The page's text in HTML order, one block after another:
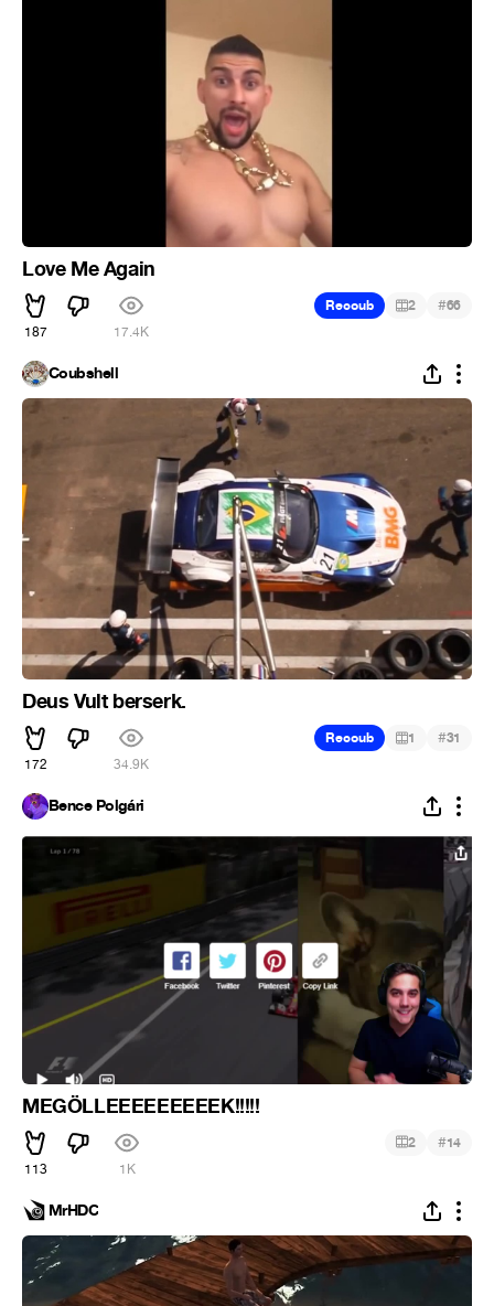
Love Me Again
187 17.4K
Recoub 2 #66
Coubshell
Deus Vult berserk.
172 34.9K
Recoub 1 #31
Bence Polgári
MEGÖLLEEEEEEEEEK!!!!!
113 1K
2 #14
MrHDC